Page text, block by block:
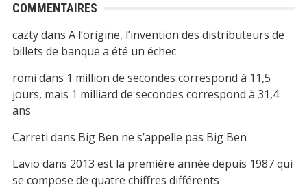
COMMENTAIRES
caztydans A l’origine, l’invention des distributeurs de
billets de banque a été un échec
romi dans 1 million de secondes correspond à 11,5
jours, mais 1 milliard de secondes correspond à 31,4
ans
Carreti dans Big Ben ne s’appelle pas Big Ben
Lavio dans 2013 est la première année depuis 1987 qui
se compose de quatre chiffres différents